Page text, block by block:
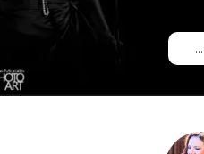
...